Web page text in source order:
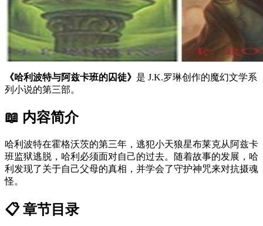
《哈利波特与阿兹卡班的囚徒》 是 J.K.罗琳创作的魔幻文学系
列小说的第三部。
📖 内容简介
哈利波特在霍格沃茨的第三年，逃犯小天狼星布莱克从阿兹卡
班监狱逃脱，哈利必须面对自己的过去。随着故事的发展，哈
利发现了关于自己父母的真相，并学会了守护神咒来对抗摄魂
怪。
📋 章节目录